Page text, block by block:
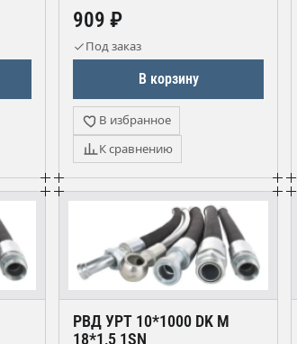
909 ₽
Под заказ
В корзину
В избранное
К сравнению
РВД УРТ 10*1000 DK М
18*1,5 1SN